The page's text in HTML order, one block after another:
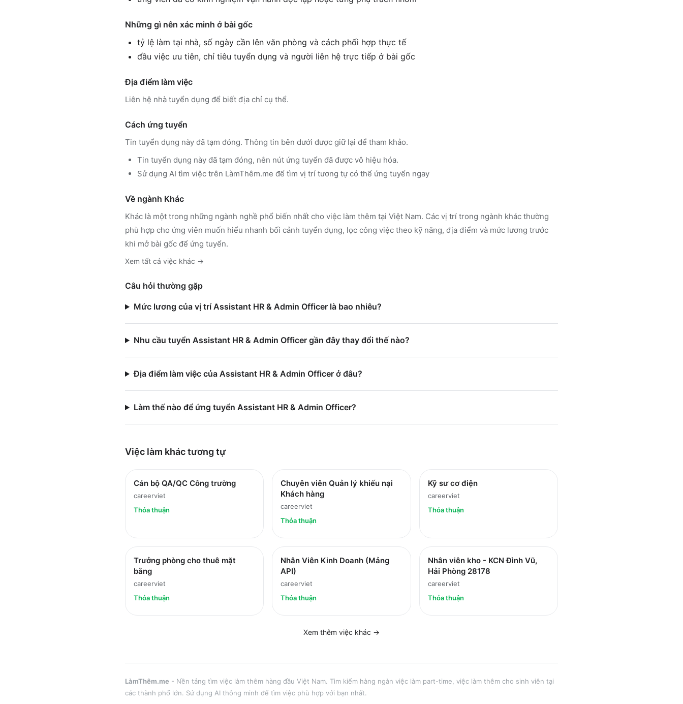
Những gì nên xác minh ở bài gốc
tỷ lệ làm tại nhà, số ngày cần lên văn phòng và cách phối hợp thực tế
đầu việc ưu tiên, chỉ tiêu tuyển dụng và người liên hệ trực tiếp ở bài gốc
Địa điểm làm việc
Liên hệ nhà tuyển dụng để biết địa chỉ cụ thể.
Cách ứng tuyển
Tin tuyển dụng này đã tạm đóng. Thông tin bên dưới được giữ lại để tham khảo.
Tin tuyển dụng này đã tạm đóng, nên nút ứng tuyển đã được vô hiệu hóa.
Sử dụng AI tìm việc trên LàmThêm.me để tìm vị trí tương tự có thể ứng tuyển ngay
Về ngành Khác
Khác là một trong những ngành nghề phổ biến nhất cho việc làm thêm tại Việt Nam. Các vị trí trong ngành khác thường
phù hợp cho ứng viên muốn hiểu nhanh bối cảnh tuyển dụng, lọc công việc theo kỹ năng, địa điểm và mức lương trước
khi mở bài gốc để ứng tuyển.
Xem tất cả việc khác →
Câu hỏi thường gặp
Mức lương của vị trí Assistant HR & Admin Officer là bao nhiêu?
Nhu cầu tuyển Assistant HR & Admin Officer gần đây thay đổi thế nào?
Địa điểm làm việc của Assistant HR & Admin Officer ở đâu?
Làm thế nào để ứng tuyển Assistant HR & Admin Officer?
Việc làm kháctương tự
Cán bộ QA/QC Công trường
careerviet
Thỏa thuận
Chuyên viên Quản lý khiếu nại
Khách hàng
careerviet
Thỏa thuận
Kỹ sư cơ điện
careerviet
Thỏa thuận
Trưởng phòng cho thuê mặt
bằng
careerviet
Thỏa thuận
Nhân Viên Kinh Doanh (Mảng
API)
careerviet
Thỏa thuận
Nhân viên kho - KCN Đình Vũ,
Hải Phòng 28178
careerviet
Thỏa thuận
Xem thêm việc khác →
LàmThêm.me - Nền tảng tìm việc làm thêm hàng đầu Việt Nam. Tìm kiếm hàng ngàn việc làm part-time, việc làm thêm cho sinh viên tại
các thành phố lớn. Sử dụng AI thông minh để tìm việc phù hợp với bạn nhất.